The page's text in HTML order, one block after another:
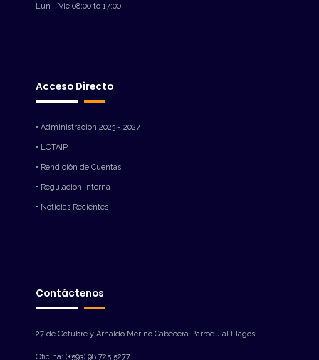
Lun - Vie 08:00 to 17:00
Acceso Directo
• Administración 2023 - 2027
• LOTAIP
• Rendición de Cuentas
• Regulación Interna
• Noticias Recientes
Contáctenos
27 de Octubre y Arnaldo Merino Cabecera Parroquial Llagos.
Oficina: (+593) 98 725 5277